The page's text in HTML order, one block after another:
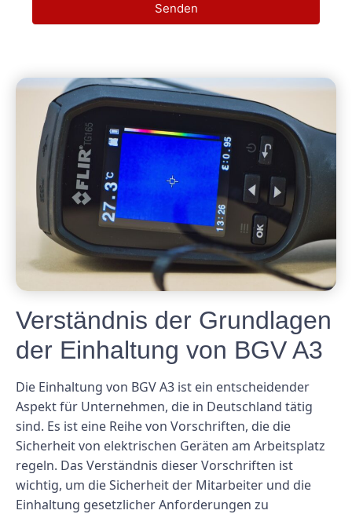
Senden
Verständnis der Grundlagen
der Einhaltung von BGV A3
Die Einhaltung von BGV A3 ist ein entscheidender
Aspekt für Unternehmen, die in Deutschland tätig
sind. Es ist eine Reihe von Vorschriften, die die
Sicherheit von elektrischen Geräten am Arbeitsplatz
regeln. Das Verständnis dieser Vorschriften ist
wichtig, um die Sicherheit der Mitarbeiter und die
Einhaltung gesetzlicher Anforderungen zu